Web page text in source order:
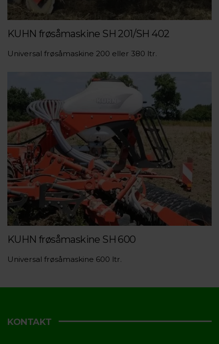
KUHN frøsåmaskine SH 201/SH 402
Universal frøsåmaskine 200 eller 380 ltr.
KUHN frøsåmaskine SH 600
Universal frøsåmaskine 600 ltr.
KONTAKT